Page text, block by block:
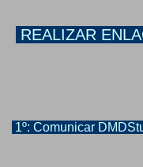
REALIZAR
1º: Comunicar